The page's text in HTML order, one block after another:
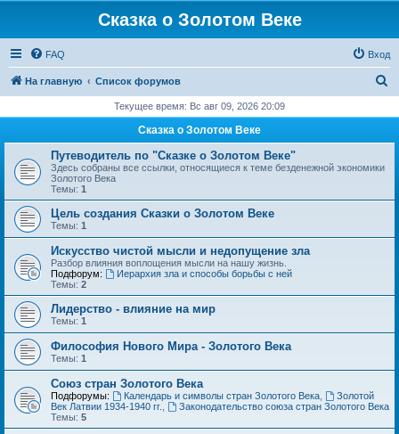
Сказка о Золотом Веке
FAQ Вход
На главную Список форумов
с
Текущее время: Вс авг 09, 2026 20:09
Сказка о Золотом Веке
Путеводитель по "Сказке о Золотом Веке"
Здесь собраны все ссылки, относящиеся к теме безденежной экономики
Золотого Века
Темы: 1
Цель создания Сказки о Золотом Веке
Темы: 1
Искусство чистой мысли и недопущение зла
Разбор влияния воплощения мысли на нашу жизнь.
Подфорум:
Иерархия зла и способы борьбы с ней
Темы: 2
Лидерство - влияние на мир
Темы: 1
Философия Нового Мира - Золотого Века
Темы: 1
Cоюз стран Золотого Века
Подфорумы: Календарь и символы стран Золотого Века,
Золотой
Век Латвии 1934-1940 гг.
Законодательство союза стран Золотого Века
Темы: 5